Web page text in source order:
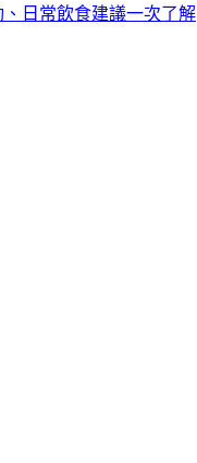
日常飲食建議一次了解